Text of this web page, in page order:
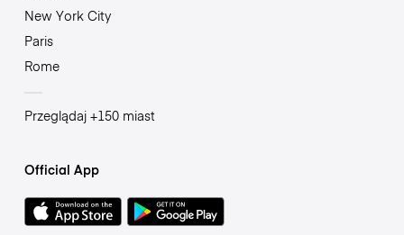
New York City
Paris
Rome
Przeglądaj +150 miast
Official App